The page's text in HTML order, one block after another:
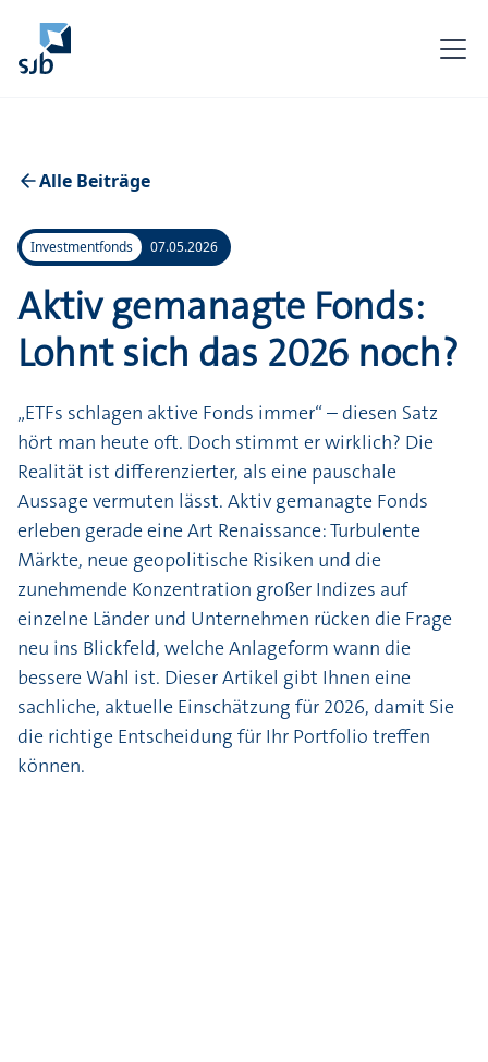
Alle Beiträge
Investmentfonds 07.05.2026
Aktiv gemanagte Fonds:
Lohnt sich das 2026 noch?
„ETFs schlagen aktive Fonds immer“ – diesen Satz
hört man heute oft. Doch stimmt er wirklich? Die
Realität ist differenzierter, als eine pauschale
Aussage vermuten lässt. Aktiv gemanagte Fonds
erleben gerade eine Art Renaissance: Turbulente
Märkte, neue geopolitische Risiken und die
zunehmende Konzentration großer Indizes auf
einzelne Länder und Unternehmen rücken die Frage
neu ins Blickfeld, welche Anlageform wann die
bessere Wahl ist. Dieser Artikel gibt Ihnen eine
sachliche, aktuelle Einschätzung für 2026, damit Sie
die richtige Entscheidung für Ihr Portfolio treffen
können.